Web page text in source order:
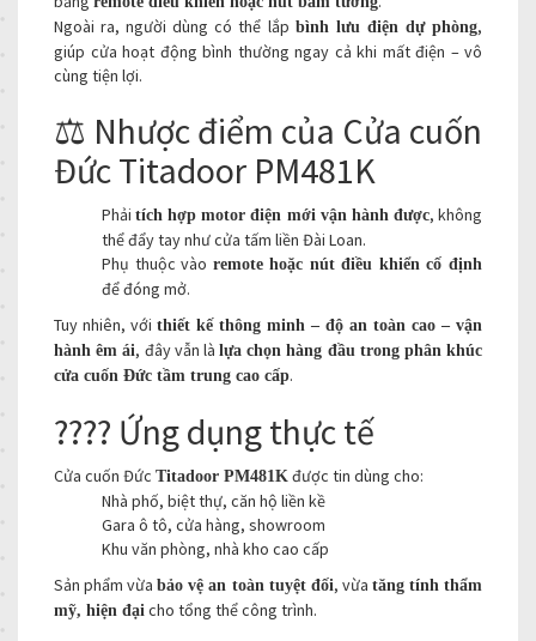
Ngoài ra, người dùng có thể lắp bình lưu điện dự phòng,
giúp cửa hoạt động bình thường ngay cả khi mất điện – vô
cùng tiện lợi.
⚖️ Nhược điểm của Cửa cuốn
Đức Titadoor PM481K
Phảitích hợp motor điện mới vận hành được, không
thể đẩy tay như cửa tấm liền Đài Loan.
Phụ thuộc vào remote hoặc nút điều khiển cố định
để đóng mở.
Tuy nhiên, với thiết kế thông minh – độ an toàn cao – vận
hành êm ái, đây vẫn làlựa chọn hàng đầu trong phân khúc
cửa cuốn Đức tầm trung cao cấp.
???? Ứng dụng thực tế
Cửa cuốn Đức Titadoor PM481K được tin dùng cho:
Nhà phố, biệt thự, căn hộ liền kề
Gara ô tô, cửa hàng, showroom
Khu văn phòng, nhà kho cao cấp
Sản phẩm vừabảo vệ an toàn tuyệt đối, vừa tăng tính thẩm
mỹ, hiện đại cho tổng thể công trình.